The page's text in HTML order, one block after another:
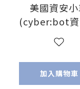
美國資安
(cyber:bot資
器人)
加入購物車